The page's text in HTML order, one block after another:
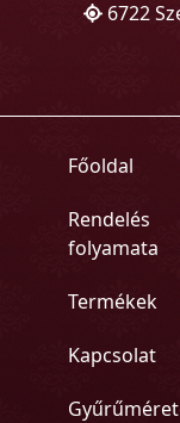
6722
Főoldal
Rendelés
folyamata
Termékek
Kapcsolat